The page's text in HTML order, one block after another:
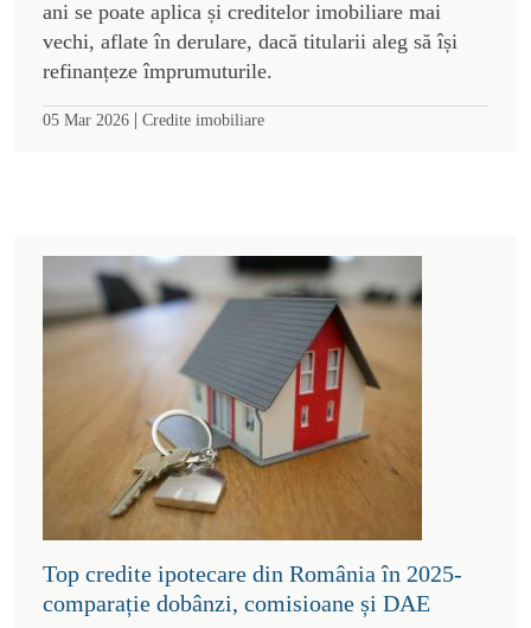
ani se poate aplica și creditelor imobiliare mai
vechi, aflate în derulare, dacă titularii aleg să își
refinanțeze împrumuturile.
05 Mar 2026 | Credite imobiliare
Top credite ipotecare din România în 2025-
comparație dobânzi, comisioane și DAE